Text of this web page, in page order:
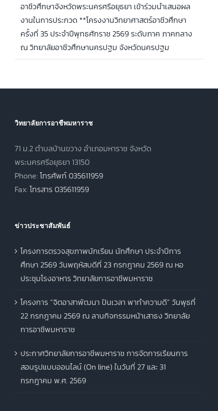
อาชีวศึกษาจังหวัดพระนครศรีอยุธยา เข้าร่วมนำเสนอผล
งานในการประกวด **โครงงานวิทยาศาสตร์อาชีวศึกษา
ครั้งที่ 35 ประจำปีพุทธศักราช 2569 ระดับภาค ภาคกลาง
ณ วิทยาลัยอาชีวศึกษานครปฐม จังหวัดนครปฐม
วิทยาลัยการอาชีพมหาราช
71 ม.2 ตำบลบ้านขวาง อำเภอมหาราช จังหวัด
พระนครศรีอยุธยา 13150
Phone: โทรศัพท์ 035611959
Fax: โทรสาร 035611959
ข่าวประชาสัมพันธ์
โครงการตรวจสุขภาพนักเรียน นักศึกษา ประจำปีการ
ศึกษา 2569 วันพฤหัสบดีที่ 23 กรกฎาคม 2569 ณ หอ
ประชุมโรงอาหาร วิทยาลัยการอาชีพมหาราช
โครงการ “จิตอาสาพัฒนา ปันเวลา พาทำความดี” วันพุธที่
22 กรกฎาคม 2569 ณ ลานกิจกรรมหน้าเสาธง วิทยาลัย
การอาชีพมหาราช
ประกาศวิทยาลัยการอาชีพมหาราช การจัดการเรียนการ
สอนรูปแบบออนไลน์ (On line) ในวันที่ 27 และ 31
กรกฎาคม พ.ศ. 2569